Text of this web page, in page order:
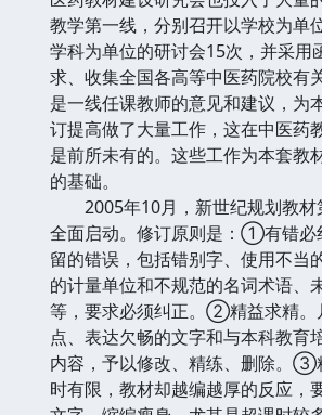
教学第一线，分别召开以学校为单
学科为单位的研讨会15次，并采用
求、收集全国各高等中医药院校有
是一线任课教师的意见和建议，为
订提高做了大量工作，这在中医药
是前所未有的。这些工作为本套教
的基础。
2005年10月，新世纪规划教材
全面启动。修订原则是：①有错必
留的错误，包括错别字、使用不当
的计量单位和不规范的名词术语、
等，要求必须纠正。②精益求精。
点、表达欠畅的文字和与本科教育
内容，予以修改、精练、删除。③
时有限，教材却越编越厚的反应，